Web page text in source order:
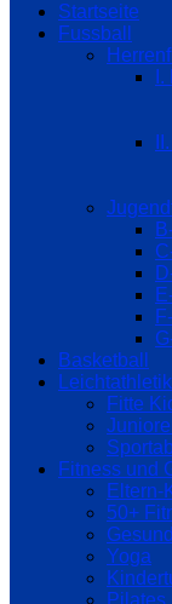
Startseite
Fussball
Basketball
Leichtathletik
Fitte
Fitness und
Eltern-
50+
Yoga
Pilates